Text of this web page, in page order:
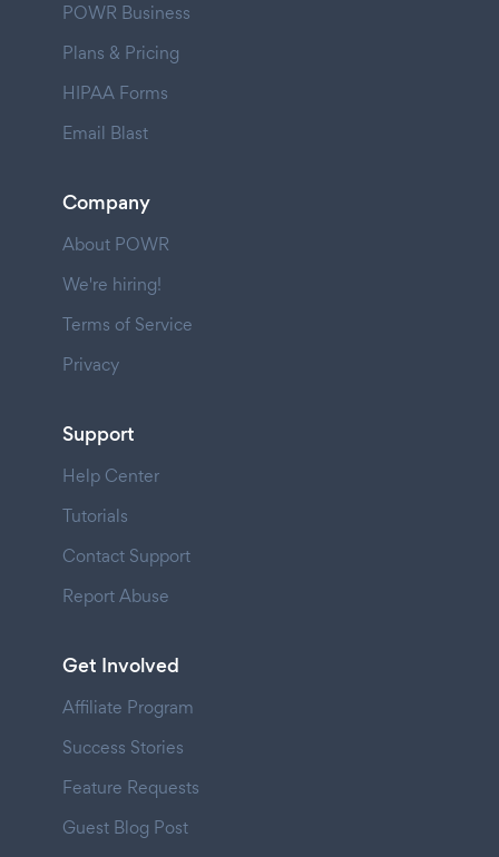
POWR Business
Plans & Pricing
HIPAA Forms
Email Blast
Company
About POWR
We're hiring!
Terms of Service
Privacy
Support
Help Center
Tutorials
Contact Support
Report Abuse
Get Involved
Affiliate Program
Success Stories
Feature Requests
Guest Blog Post